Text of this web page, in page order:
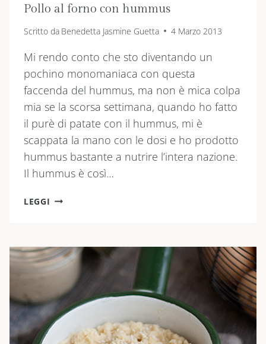
Pollo al forno con hummus
Scritto da Benedetta Jasmine Guetta 4 Marzo 2013
Mi rendo conto che sto diventando un
pochino monomaniaca con questa
faccenda del hummus, ma non è mica colpa
mia se la scorsa settimana, quando ho fatto
il purè di patate con il hummus, mi è
scappata la mano con le dosi e ho prodotto
hummus bastante a nutrire l’intera nazione.
Il hummus è così…
LEGGI POLLO
HUMMUS